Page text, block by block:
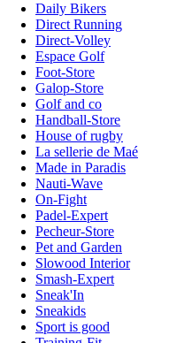
Daily Bikers
Direct Running
Direct-Volley
Espace Golf
Foot-Store
Galop-Store
Golf and co
Handball-Store
House of rugby
La sellerie de Maé
Made in Paradis
Nauti-Wave
On-Fight
Padel-Expert
Pecheur-Store
Pet and Garden
Slowood Interior
Smash-Expert
Sneak'In
Sneakids
Sport is good